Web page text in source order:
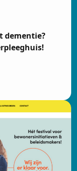
dementie?